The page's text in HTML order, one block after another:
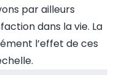
par ailleurs
dans la vie. La
l’effet de ces